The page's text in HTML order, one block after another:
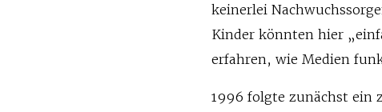
keinerlei
Kinder könnten hier
erfahren, wie Medien
1996 folgte zunächst ein